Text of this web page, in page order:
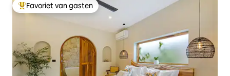
Topfavoriet van gasten
Favoriet van gasten